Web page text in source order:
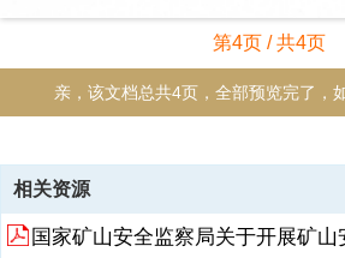
第4页 / 共4页
亲，该文档总共4页，全部预览完了，
资源描述
相关资源
国家矿山安全监察局关于开展矿山安全生